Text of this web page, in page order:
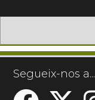
Segueix-nos a...